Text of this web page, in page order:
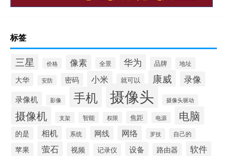
标签
三星 价格 像素 全景 华为 品牌 地址
大华 安防 密码 小米 就可以 康威 录像
录像机 影像 手机 摄像头 摄像头驱动
摄像机 支架 智能 权限 焦距 电源 电脑
的是 相机 系统 网线 网络 罗技 自己的
苹果 萤石 视频 记录仪 设备 路由器
软件